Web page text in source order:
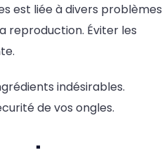
est liée à divers problèmes
reproduction. Éviter les
indésirables.
de vos ongles.